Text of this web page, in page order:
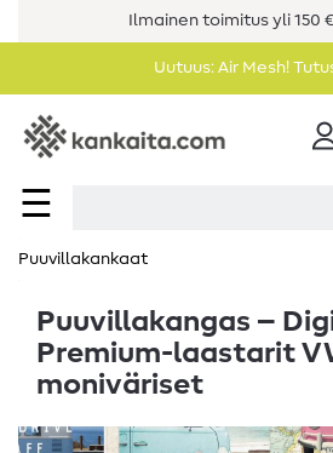
Ilmainen toimitus yli 150
Uutuus: Air Mesh!
☰
Puuvillakankaat
Puuvillakangas –
Premium-laastarit
moniväriset